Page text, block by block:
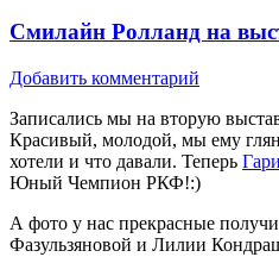
Смилайн Ролланд на
Добавить комментарий
Записались мы на вторую
Красивый, молодой, мы ему
хотели и что давали. Теперь
Юный Чемпион РКФ!:)
А фото у нас прекрасные
Фазульзяновой и Лилии